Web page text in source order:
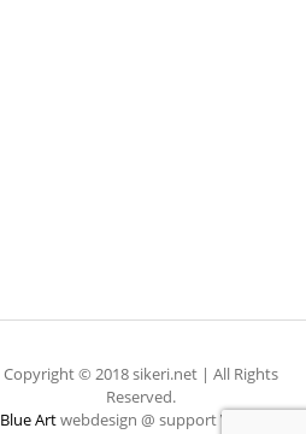
Copyright © 2018 sikeri.net | All Rights
Reserved.
Blue Artwebdesign @ supportWebOps